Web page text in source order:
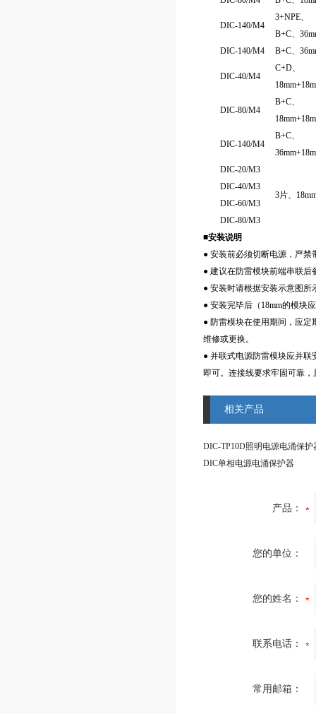
DIC-140/M4
3+NPE、
B+C、
DIC-140/M4
B+C、
DIC-40/M4
C+D、
DIC-80/M4
B+C、
DIC-140/M4
B+C、
DIC-20/M3
3片、
DIC-40/M3
DIC-60/M3
DIC-80/M3
■安装说明
● 安装前必须切断电源，严禁
● 建议在防雷模块前端串联后
● 安装时请根据安装示意图所
● 安装完毕后（18mm的模块
● 防雷模块在使用期间，应
维修或更换。
● 并联式电源防雷模块应并联
即可。连接线要求牢固可靠
相关产品
DIC-TP10D照明电源电涌保护
DIC单相电源电涌保护器
产品：
您的单位：
您的姓名：
联系电话：
常用邮箱：